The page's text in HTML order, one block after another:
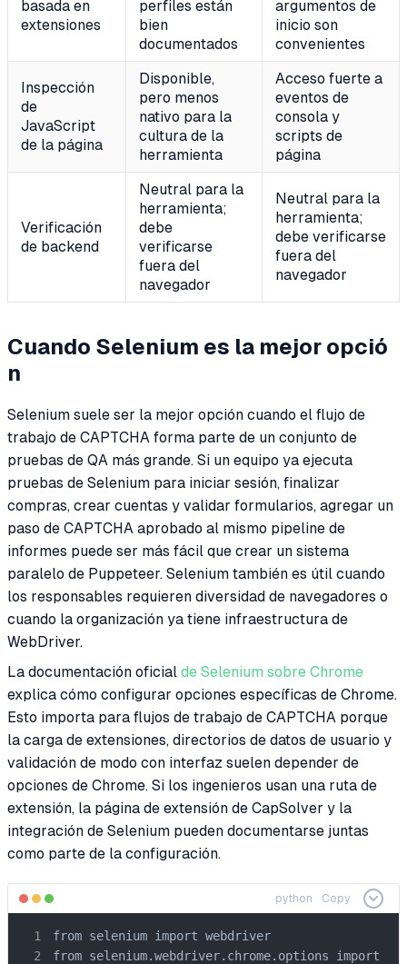
basada en
extensiones
perfiles están
bien
documentados
argumentos de
inicio son
convenientes
Inspección
de
JavaScript
de la página
Disponible,
pero menos
nativo para la
cultura de la
herramienta
Acceso fuerte a
eventos de
consola y
scripts de
página
Verificación
de backend
Neutral para la
herramienta;
debe
verificarse
fuera del
navegador
Neutral para la
herramienta;
debe verificarse
fuera del
navegador
Cuando Selenium es la mejor opció
n
Selenium suele ser la mejor opción cuando el flujo de
trabajo de CAPTCHA forma parte de un conjunto de
pruebas de QA más grande. Si un equipo ya ejecuta
pruebas de Selenium para iniciar sesión, finalizar
compras, crear cuentas y validar formularios, agregar un
paso de CAPTCHA aprobado al mismo pipeline de
informes puede ser más fácil que crear un sistema
paralelo de Puppeteer. Selenium también es útil cuando
los responsables requieren diversidad de navegadores o
cuando la organización ya tiene infraestructura de
WebDriver.
La documentación oficial de Selenium sobre Chrome
explica cómo configurar opciones específicas de Chrome.
Esto importa para flujos de trabajo de CAPTCHA porque
la carga de extensiones, directorios de datos de usuario y
validación de modo con interfaz suelen depender de
opciones de Chrome. Si los ingenieros usan una ruta de
extensión, la página de extensión de CapSolver y la
integración de Selenium pueden documentarse juntas
como parte de la configuración.
python Copy
from selenium import webdriver
from selenium.webdriver.chrome.options import